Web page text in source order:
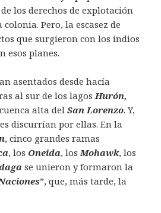
los derechos de explotación
Pero, la escasez de
que surgieron con los indios
esos planes.
asentados desde hacía
al sur de los lagos Hurón,
alta delSan Lorenzo. Y,
discurrían por ellas. En la
, cinco grandes ramas
, los Oneida, los Mohawk, los
se unieron y formaron la
”, que, más tarde, la